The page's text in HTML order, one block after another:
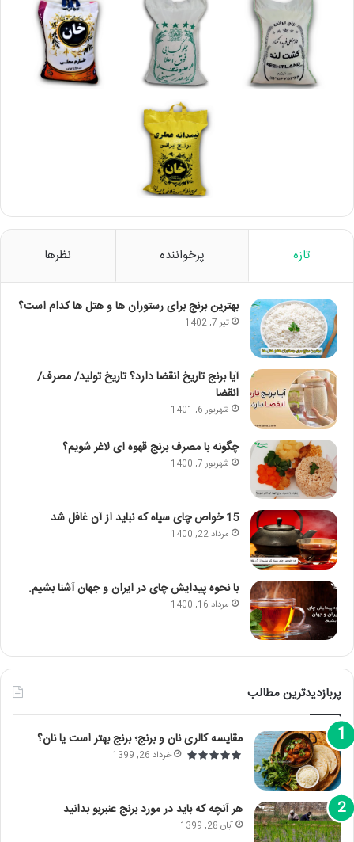
تازه پرخواننده نظرها
بهترین برنج برای رستوران ها و هتل ها کدام است؟
تیر 7, 1402
آیا برنج تاریخ انقضا دارد؟ تاریخ تولید/ مصرف/
انقضا
شهریور 6, 1401
چگونه با مصرف برنج قهوه ای لاغر شویم؟
شهریور 7, 1400
15 خواص چای سیاه که نباید از آن غافل شد
مرداد 22, 1400
با نحوه پیدایش چای در ایران و جهان آشنا بشیم.
مرداد 16, 1400
پربازدیدترین مطالب
مقایسه کالری نان و برنج؛ برنج بهتر است یا نان؟
خرداد 26, 1399
هر آنچه که باید در مورد برنج عنبربو بدانید
آبان 28, 1399